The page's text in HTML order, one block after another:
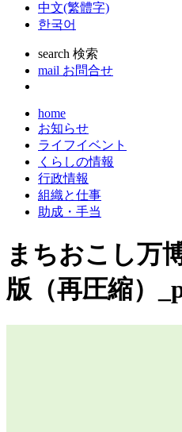
中文(繁體字)
한국어
search 検索
mail お問合せ
home
お知らせ
ライフイベント
くらしの情報
行政情報
組織と仕事
助成・手当
まちおこし万
版（再圧縮）